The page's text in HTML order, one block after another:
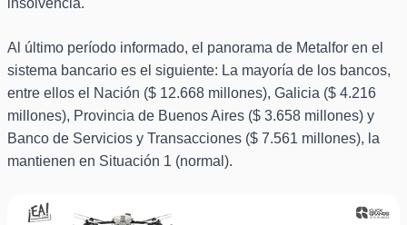
Al último período informado, el panorama de Metalfor en el
sistema bancario es el siguiente: La mayoría de los bancos,
entre ellos el Nación ($ 12.668 millones), Galicia ($ 4.216
millones), Provincia de Buenos Aires ($ 3.658 millones) y
Banco de Servicios y Transacciones ($ 7.561 millones), la
mantienen en Situación 1 (normal).